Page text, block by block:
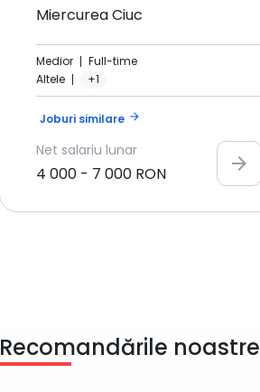
Miercurea Ciuc
Medior
Full-time
Altele
+1
Joburi similare arrow_forward
Net salariu lunar
4 000 - 7 000 RON arrow_forward
Recomandările noastre